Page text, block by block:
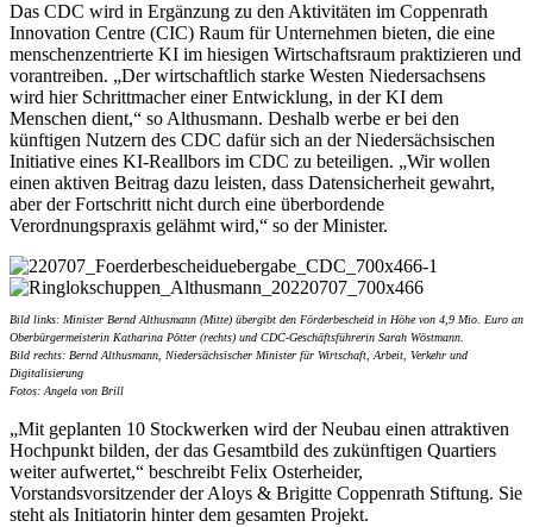
Das CDC wird in Ergänzung zu den Aktivitäten im Coppenrath
Innovation Centre (CIC) Raum für Unternehmen bieten, die eine
menschenzentrierte KI im hiesigen Wirtschaftsraum praktizieren und
vorantreiben. „Der wirtschaftlich starke Westen Niedersachsens
wird hier Schrittmacher einer Entwicklung, in der KI dem
Menschen dient,“ so Althusmann. Deshalb werbe er bei den
künftigen Nutzern des CDC dafür sich an der Niedersächsischen
Initiative eines KI-Reallbors im CDC zu beteiligen. „Wir wollen
einen aktiven Beitrag dazu leisten, dass Datensicherheit gewahrt,
aber der Fortschritt nicht durch eine überbordende
Verordnungspraxis gelähmt wird,“ so der Minister.
Bild links: Minister Bernd Althusmann (Mitte) übergibt den Förderbescheid in Höhe von 4,9 Mio. Euro an
Oberbürgermeisterin Katharina Pötter (rechts) und CDC-Geschäftsführerin Sarah Wöstmann.
Bild rechts: Bernd Althusmann, Niedersächsischer Minister für Wirtschaft, Arbeit, Verkehr und
Digitalisierung
Fotos: Angela von Brill
„Mit geplanten 10 Stockwerken wird der Neubau einen attraktiven
Hochpunkt bilden, der das Gesamtbild des zukünftigen Quartiers
weiter aufwertet,“ beschreibt Felix Osterheider,
Vorstandsvorsitzender der Aloys & Brigitte Coppenrath Stiftung. Sie
steht als Initiatorin hinter dem gesamten Projekt.